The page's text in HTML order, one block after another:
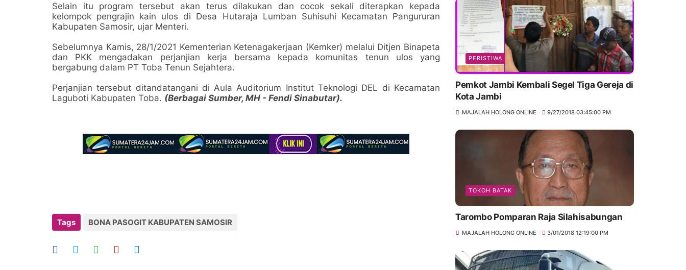
Selain itu program tersebut akan terus dilakukan dan cocok sekali diterapkan kepada
kelompok pengrajin kain ulos di Desa Hutaraja Lumban Suhisuhi Kecamatan Pangururan
Kabupaten Samosir, ujar Menteri.
Sebelumnya Kamis, 28/1/2021 Kementerian Ketenagakerjaan (Kemker) melalui Ditjen Binapeta
dan PKK mengadakan perjanjian kerja bersama kepada komunitas tenun ulos yang
bergabung dalam PT Toba Tenun Sejahtera.
Perjanjian tersebut ditandatangani di Aula Auditorium Institut Teknologi DEL di Kecamatan
Laguboti Kabupaten Toba. (Berbagai Sumber, MH - Fendi Sinabutar).
Tags BONA PASOGIT KABUPATEN SAMOSIR
PERISTIWA
Pemkot Jambi Kembali Segel Tiga Gereja di
Kota Jambi
MAJALAH HOLONG ONLINE 9/27/2018 03:45:00 PM
TOKOH BATAK
Tarombo Pomparan Raja Silahisabungan
MAJALAH HOLONG ONLINE 3/01/2018 12:19:00 PM